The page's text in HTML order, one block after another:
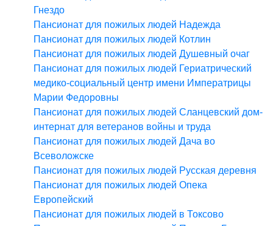
Гнездо
Пансионат для пожилых людей Надежда
Пансионат для пожилых людей Котлин
Пансионат для пожилых людей Душевный очаг
Пансионат для пожилых людей Гериатрический
медико-социальный центр имени Императрицы
Марии Федоровны
Пансионат для пожилых людей Сланцевский дом-
интернат для ветеранов войны и труда
Пансионат для пожилых людей Дача во
Всеволожске
Пансионат для пожилых людей Русская деревня
Пансионат для пожилых людей Опека
Европейский
Пансионат для пожилых людей в Токсово